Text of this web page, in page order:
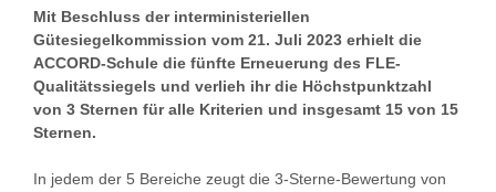
Mit Beschluss der interministeriellen
Gütesiegelkommission vom 21. Juli 2023 erhielt die
ACCORD-Schule die fünfte Erneuerung des FLE-
Qualitätssiegels und verlieh ihr die Höchstpunktzahl
von 3 Sternen für alle Kriterien und insgesamt 15 von 15
Sternen.
In jedem der 5 Bereiche zeugt die 3-Sterne-Bewertung von